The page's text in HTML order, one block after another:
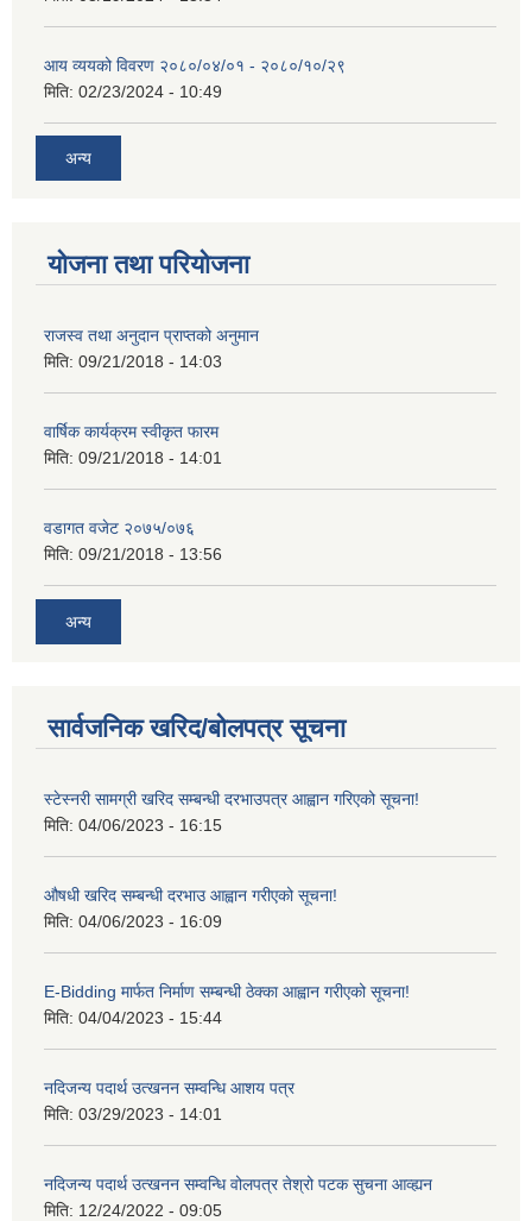
आय व्ययको विवरण २०८०/०४/०१ - २०८०/१०/२९
मिति: 02/23/2024 - 10:49
अन्य
योजना तथा परियोजना
राजस्व तथा अनुदान प्राप्तको अनुमान
मिति: 09/21/2018 - 14:03
वार्षिक कार्यक्रम स्वीकृत फारम
मिति: 09/21/2018 - 14:01
वडागत वजेट २०७५/०७६
मिति: 09/21/2018 - 13:56
अन्य
सार्वजनिक खरिद/बोलपत्र सूचना
स्टेस्नरी सामग्री खरिद सम्बन्धी दरभाउपत्र आह्वान गरिएको सूचना!
मिति: 04/06/2023 - 16:15
औषधी खरिद सम्बन्धी दरभाउ आह्वान गरीएको सूचना!
मिति: 04/06/2023 - 16:09
E-Bidding मार्फत निर्माण सम्बन्धी ठेक्का आह्वान गरीएको सूचना!
मिति: 04/04/2023 - 15:44
नदिजन्य पदार्थ उत्खनन सम्वन्धि आशय पत्र
मिति: 03/29/2023 - 14:01
नदिजन्य पदार्थ उत्खनन सम्वन्धि वोलपत्र तेश्रो पटक सुचना आव्ह्यन
मिति: 12/24/2022 - 09:05